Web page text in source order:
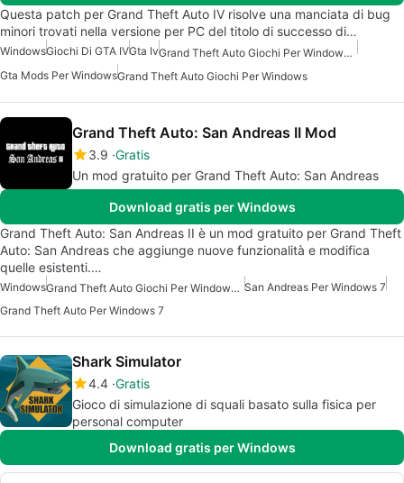
Questa patch per Grand Theft Auto IV risolve una manciata di bug
minori trovati nella versione per PC del titolo di successo di…
WindowsGiochi Di GTA IVGta Iv
Grand Theft Auto Giochi Per Windows 7
Gta Mods Per WindowsGrand Theft Auto Giochi Per Windows
Grand Theft Auto: San Andreas II Mod
3.9 Gratis
Un mod gratuito per Grand Theft Auto: San Andreas
Download gratis per Windows
Grand Theft Auto: San Andreas II è un mod gratuito per Grand Theft
Auto: San Andreas che aggiunge nuove funzionalità e modifica
quelle esistenti.…
Windows Grand Theft Auto Giochi Per Windows 7 San Andreas Per Windows 7
Grand Theft Auto Per Windows 7
Shark Simulator
4.4 Gratis
Gioco di simulazione di squali basato sulla fisica per
personal computer
Download gratis per Windows